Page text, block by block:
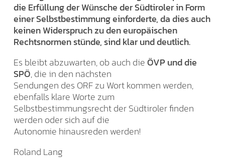
die Erfüllung der Wünsche der Südtiroler in Form
einer Selbstbestimmung einforderte, da dies auch
keinen Widerspruch zu den europäischen
Rechtsnormen stünde, sind klar und deutlich.
Es bleibt abzuwarten, ob auch dieÖVP und die
SPÖ, die in den nächsten
Sendungen des ORF zu Wort kommen werden,
ebenfalls klare Worte zum
Selbstbestimmungsrecht der Südtiroler finden
werden oder sich auf die
Autonomie hinausreden werden!
Roland Lang